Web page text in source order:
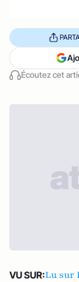
Écoutez cet
VU SUR:Lu sur